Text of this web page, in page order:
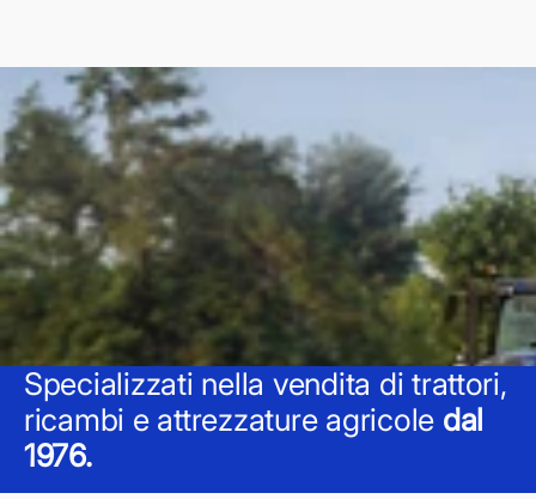
Specializzati nella vendita di trattori,
ricambi e attrezzature agricole dal
1976.